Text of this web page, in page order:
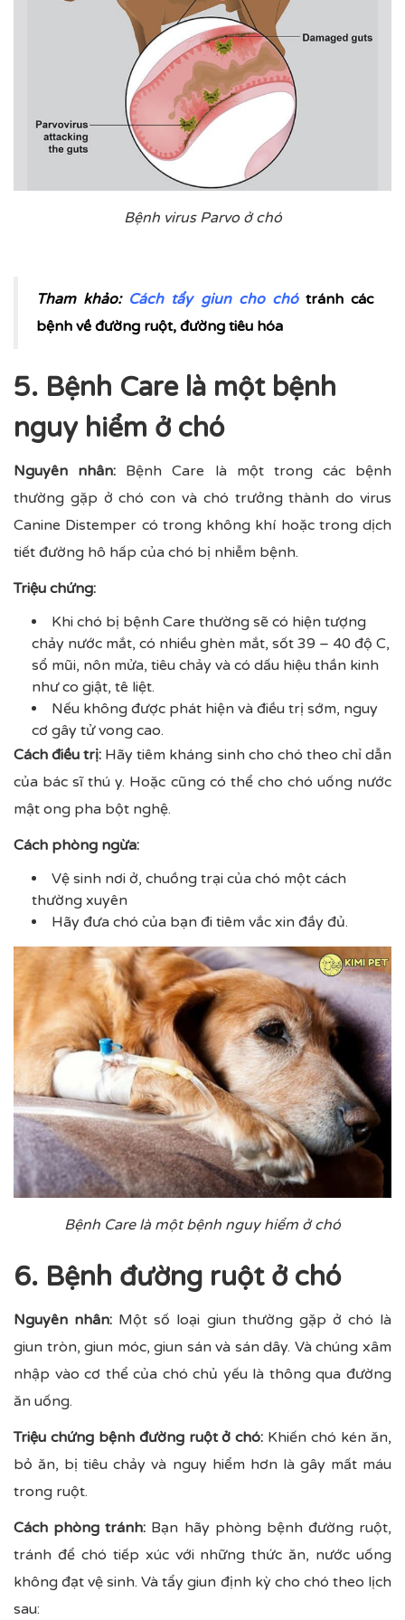
Bệnh virus Parvo ở chó
Tham khảo:Cách tẩy giun cho chó tránh các
bệnh về đường ruột, đường tiêu hóa
5. Bệnh Care là một bệnh
nguy hiểm ở chó
Nguyên nhân: Bệnh Care là một trong các bệnh
thường gặp ở chó con và chó trưởng thành do virus
Canine Distemper có trong không khí hoặc trong dịch
tiết đường hô hấp của chó bị nhiễm bệnh.
Triệu chứng:
Khi chó bị bệnh Care thường sẽ có hiện tượng
chảy nước mắt, có nhiều ghèn mắt, sốt 39 – 40 độ C,
sổ mũi, nôn mửa, tiêu chảy và có dấu hiệu thần kinh
như co giật, tê liệt.
Nếu không được phát hiện và điều trị sớm, nguy
cơ gây tử vong cao.
Cách điều trị: Hãy tiêm kháng sinh cho chó theo chỉ dẫn
của bác sĩ thú y. Hoặc cũng có thể cho chó uống nước
mật ong pha bột nghệ.
Cách phòng ngừa:
Vệ sinh nơi ở, chuồng trại của chó một cách
thường xuyên
Hãy đưa chó của bạn đi tiêm vắc xin đầy đủ.
Bệnh Care là một bệnh nguy hiểm ở chó
6. Bệnh đường ruột ở chó
Nguyên nhân: Một số loại giun thường gặp ở chó là
giun tròn, giun móc, giun sán và sán dây. Và chúng xâm
nhập vào cơ thể của chó chủ yếu là thông qua đường
ăn uống.
Triệu chứng bệnh đường ruột ở chó: Khiến chó kén ăn,
bỏ ăn, bị tiêu chảy và nguy hiểm hơn là gây mất máu
trong ruột.
Cách phòng tránh: Bạn hãy phòng bệnh đường ruột,
tránh để chó tiếp xúc với những thức ăn, nước uống
không đạt vệ sinh. Và tẩy giun định kỳ cho chó theo lịch
sau: